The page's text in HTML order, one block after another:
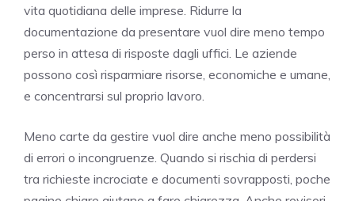
vita quotidiana delle imprese. Ridurre la
documentazione da presentare vuol dire meno tempo
perso in attesa di risposte dagli uffici. Le aziende
possono così risparmiare risorse, economiche e umane,
e concentrarsi sul proprio lavoro.
Meno carte da gestire vuol dire anche meno possibilità
di errori o incongruenze. Quando si rischia di perdersi
tra richieste incrociate e documenti sovrapposti, poche